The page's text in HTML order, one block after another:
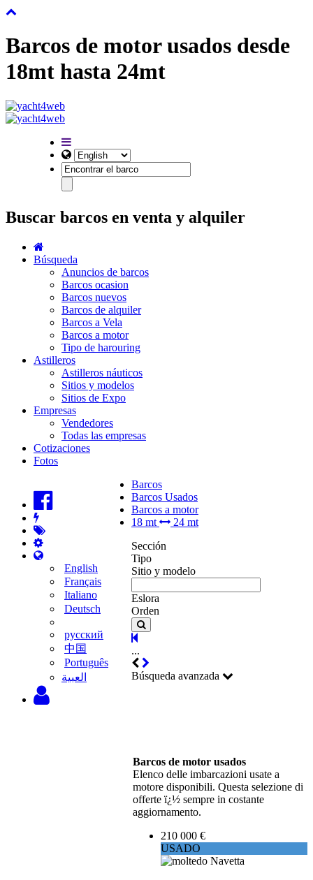
Barcos de motor usados desde
18mt hasta 24mt
Buscar barcos en venta y alquiler
Búsqueda
Anuncios de barcos
Barcos ocasion
Barcos nuevos
Barcos de alquiler
Barcos a Vela
Barcos a motor
Tipo de harouring
Astilleros
Astilleros náuticos
Sitios y modelos
Sitios de Expo
Empresas
Vendedores
Todas las empresas
Cotizaciones
Fotos
English
Français
Italiano
Deutsch
русский
中国
Português
‫العبية
Barcos
Barcos Usados
Barcos a motor
18 mt
24 mt
Sección
Tipo
Sitio y modelo
Eslora
Orden
...
Búsqueda avanzada
Barcos de motor usados
Elenco delle imbarcazioni usate a
motore disponibili. Questa selezione di
offerte ï¿½ sempre in costante
aggiornamento.
210 000 €
USADO